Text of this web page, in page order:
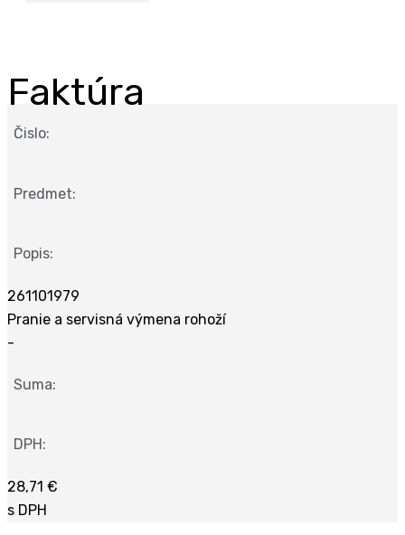
Faktúra
Čislo:
Predmet:
Popis:
261101979
Pranie a servisná výmena rohoží
-
Suma:
DPH:
28,71 €
s DPH